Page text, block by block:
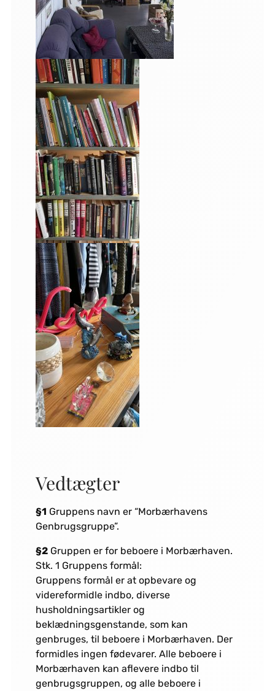
Vedtægter
§1 Gruppens navn er “Morbærhavens
Genbrugsgruppe”.
§2Gruppen er for beboere i Morbærhaven.
Stk. 1 Gruppens formål:
Gruppens formål er at opbevare og
videreformidle indbo, diverse
husholdningsartikler og
beklædningsgenstande, som kan
genbruges, til beboere i Morbærhaven. Der
formidles ingen fødevarer. Alle beboere i
Morbærhaven kan aflevere indbo til
genbrugsgruppen, og alle beboere i